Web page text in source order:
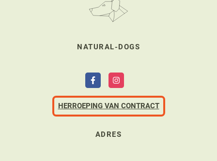
NATURAL-DOGS
HERROEPING VAN CONTRACT
ADRES